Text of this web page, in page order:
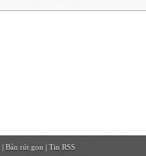
| Bản rút gọn | Tin RSS